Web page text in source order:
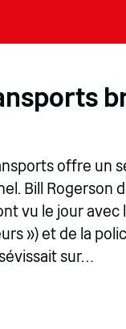
offre un
Bill Rogerson
vu le jour
») et de la
sur…